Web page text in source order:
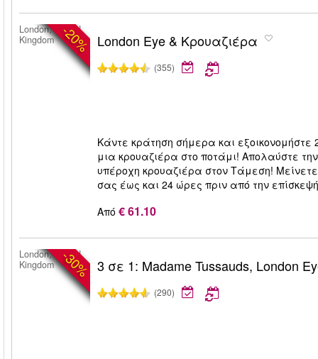
-20%
London, United
Kingdom
London Eye & Κρουαζιέρα
(355)
Κάντε κράτηση σήμερα και εξοικονομήστε
μια κρουαζιέρα στο ποτάμι! Απολαύστε
υπέροχη κρουαζιέρα στον Τάμεση!
σας έως και 24 ώρες πριν από την
Από € 61.10
-30%
London, United
Kingdom
3 σε 1: Madame Tussauds, London
(290)